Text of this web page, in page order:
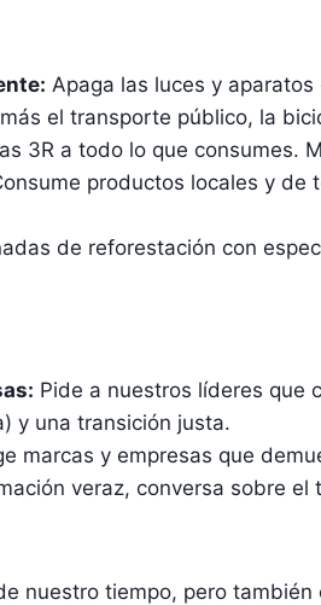
Apaga las luces y
el transporte público, la
3R a todo lo que consumes.
productos locales y de
de reforestación con
Pide a nuestros líderes que
y una transición justa.
marcas y empresas que
veraz, conversa sobre
nuestro tiempo, pero